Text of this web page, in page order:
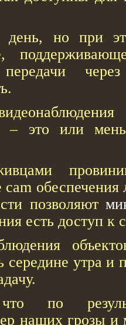
день, но при
через
– это или
обеспечения
позволяют
есть доступ к
середине утра и
по
наших грозы